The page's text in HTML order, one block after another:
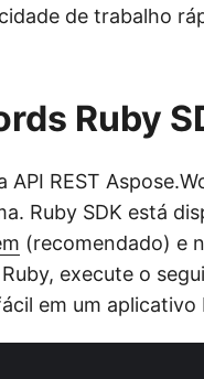
de trabalho
Ruby
REST
Ruby SDK está
(recomendado) e
execute o
em um aplicativo